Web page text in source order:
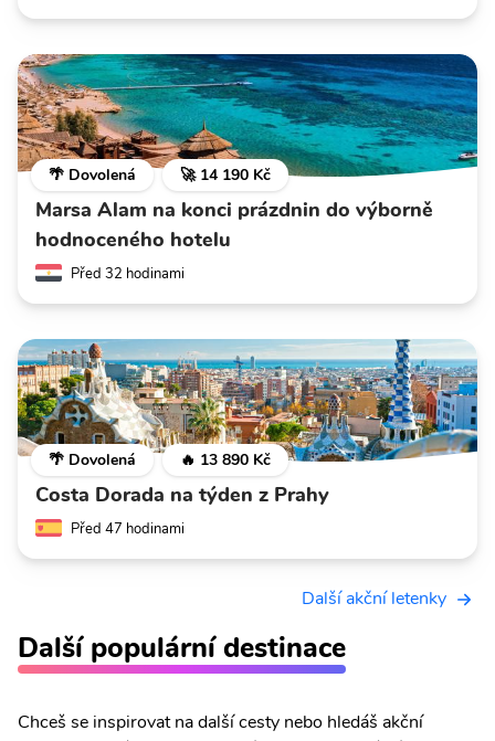
🌴 Dovolená 🚀 14 190 Kč
Marsa Alam na konci prázdnin do výborně
hodnoceného hotelu
Před 32 hodinami
🌴 Dovolená 🔥 13 890 Kč
Costa Dorada na týden z Prahy
Před 47 hodinami
Další akční letenky
Další populární destinace
Chceš se inspirovat na další cesty nebo hledáš akční